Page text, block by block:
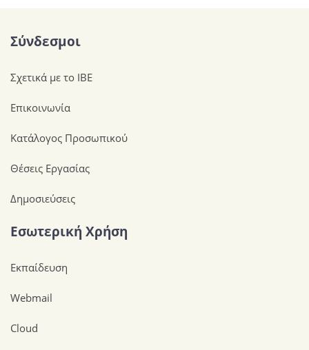
Σύνδεσμοι
Σχετικά με το ΙΒΕ
Επικοινωνία
Κατάλογος Προσωπικού
Θέσεις Εργασίας
Δημοσιεύσεις
Εσωτερική Χρήση
Εκπαίδευση
Webmail
Cloud